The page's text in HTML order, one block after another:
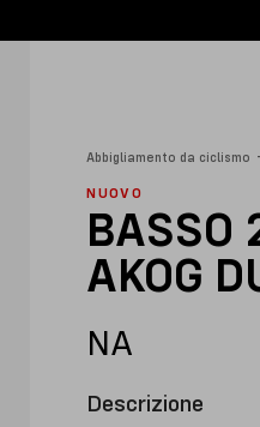
Abbigliamento da ciclismo
NUOVO
BASSO
AKOG
NA
Descrizione